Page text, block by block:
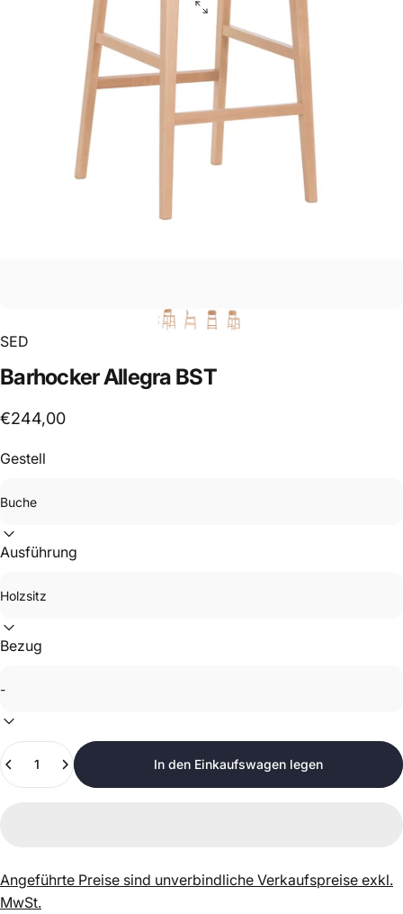
SED
BarhockerAllegra BST
€244,00
Gestell
Ausführung
Bezug
Anzahl
In den Einkaufswagen legen
Angeführte Preise sind unverbindliche Verkaufspreise exkl.
MwSt.